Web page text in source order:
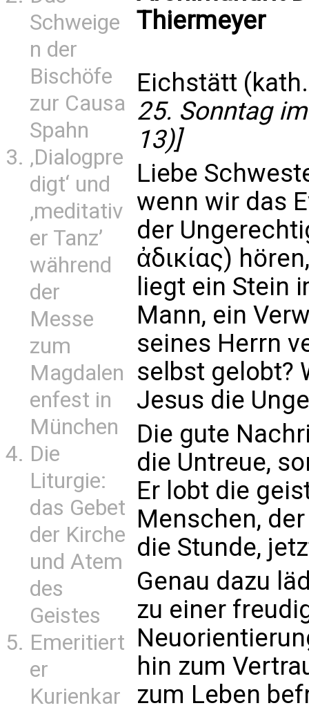
Schweige
n der
Bischöfe
zur Causa
Spahn
‚Dialogpre
digt‘ und
‚meditativ
er Tanz’
während
der
Messe
zum
Magdalen
enfest in
München
Die
Liturgie:
das Gebet
der Kirche
und Atem
des
Geistes
Emeritiert
er
Kurienkar
Thiermeyer
Eichstätt
25. Sonntag
13)]
Liebe
wenn wir das
der
ἀδικίας)
liegt ein Stein
Mann, ein
seines Herrn
selbst gelobt?
Jesus die
Die gute
die Untreue,
Er lobt die
Menschen,
die Stunde,
Genau dazu
zu einer
hin zum
zum Leben